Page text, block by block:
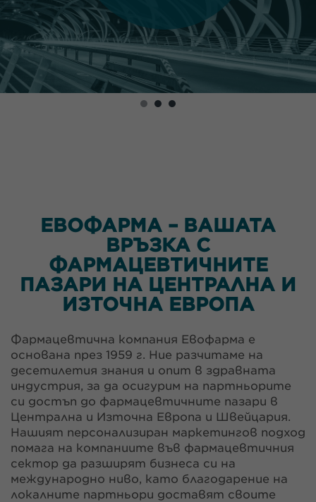
ЕВОФАРМА – ВАШАТА
ВРЪЗКА С
ФАРМАЦЕВТИЧНИТЕ
ПАЗАРИ НА ЦЕНТРАЛНА И
ИЗТОЧНА ЕВРОПА
Фармацевтична компания Евофарма e
основана през 1959 г. Ние разчитаме на
десетилетия знания и опит в здравната
индустрия, за да осигурим на партньорите
си достъп до фармацевтичните пазари в
Централна и Източна Европа и Швейцария.
Нашият персонализиран маркетингов подход
помага на компаниите във фармацевтичния
сектор да разширят бизнеса си на
международно ниво, като благодарение на
локалните партньори доставят своите